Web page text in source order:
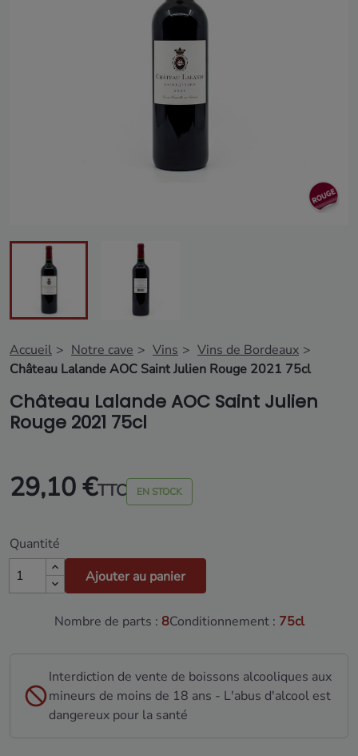
Accueil Notre cave Vins
Vins de Bordeaux
Château Lalande AOC Saint Julien Rouge 2021 75cl
Château Lalande AOC Saint Julien
Rouge 2021 75cl
29,10 €TTC EN STOCK
Quantité
Ajouter au panier
Nombre de parts : 8Conditionnement : 75cl
Interdiction de vente de boissons alcooliques aux
mineurs de moins de 18 ans - L'abus d'alcool est
dangereux pour la santé